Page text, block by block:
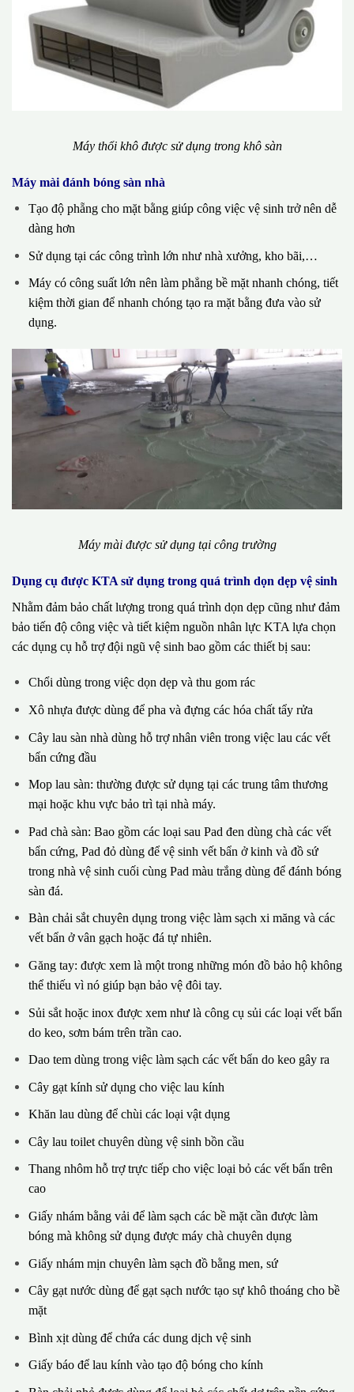
Máy thổi khô được sử dụng trong khô sàn
Máy mài đánh bóng sàn nhà
Tạo độ phẵng cho mặt bằng giúp công việc vệ sinh trở nên dễ
dàng hơn
Sử dụng tại các công trình lớn như nhà xưởng, kho bãi,…
Máy có công suất lớn nên làm phẳng bề mặt nhanh chóng, tiết
kiệm thời gian để nhanh chóng tạo ra mặt bằng đưa vào sử
dụng.
Máy mài được sử dụng tại công trường
Dụng cụ được KTA sử dụng trong quá trình dọn dẹp vệ sinh
Nhằm đảm bảo chất lượng trong quá trình dọn dẹp cũng như đảm
bảo tiến độ công việc và tiết kiệm nguồn nhân lực KTA lựa chọn
các dụng cụ hỗ trợ đội ngũ vệ sinh bao gồm các thiết bị sau:
Chổi dùng trong việc dọn dẹp và thu gom rác
Xô nhựa được dùng để pha và đựng các hóa chất tẩy rửa
Cây lau sàn nhà dùng hỗ trợ nhân viên trong việc lau các vết
bẩn cứng đầu
Mop lau sàn: thường được sử dụng tại các trung tâm thương
mại hoặc khu vực bảo trì tại nhà máy.
Pad chà sàn: Bao gồm các loại sau Pad đen dùng chà các vết
bẩn cứng, Pad đỏ dùng để vệ sinh vết bẩn ở kinh và đồ sứ
trong nhà vệ sinh cuối cùng Pad màu trắng dùng để đánh bóng
sàn đá.
Bàn chải sắt chuyên dụng trong việc làm sạch xi măng và các
vết bẩn ở vân gạch hoặc đá tự nhiên.
Găng tay: được xem là một trong những món đồ bảo hộ không
thể thiếu vì nó giúp bạn bảo vệ đôi tay.
Sủi sắt hoặc inox được xem như là công cụ sủi các loại vết bẩn
do keo, sơm bám trên trần cao.
Dao tem dùng trong việc làm sạch các vết bẩn do keo gây ra
Cây gạt kính sử dụng cho việc lau kính
Khăn lau dùng để chùi các loại vật dụng
Cây lau toilet chuyên dùng vệ sinh bồn cầu
Thang nhôm hỗ trợ trực tiếp cho việc loại bỏ các vết bẩn trên
cao
Giấy nhám bằng vải để làm sạch các bề mặt cần được làm
bóng mà không sử dụng được máy chà chuyên dụng
Giấy nhám mịn chuyên làm sạch đồ bằng men, sứ
Cây gạt nước dùng để gạt sạch nước tạo sự khô thoáng cho bề
mặt
Bình xịt dùng để chứa các dung dịch vệ sinh
Giấy báo để lau kính vào tạo độ bóng cho kính